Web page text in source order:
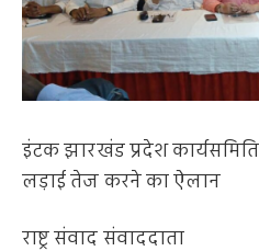
इंटक झारखंड प्रदेश
लड़ाई तेज करने का ऐलान
राष्ट्र संवाद संवाददाता